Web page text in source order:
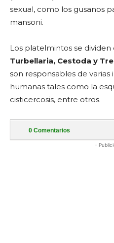
sexual, como los gusanos
mansoni.
Los platelmintos se dividen
Turbellaria, Cestoda y
son responsables de varias
humanas tales como la
cisticercosis, entre otros.
0 Comentarios
-